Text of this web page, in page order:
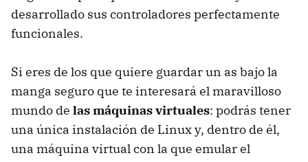
desarrollado sus controladores perfectamente
funcionales.
Si eres de los que quiere guardar un as bajo la
manga seguro que te interesará el maravilloso
mundo de las máquinas virtuales: podrás tener
una única instalación de Linux y, dentro de él,
una máquina virtual con la que emular el